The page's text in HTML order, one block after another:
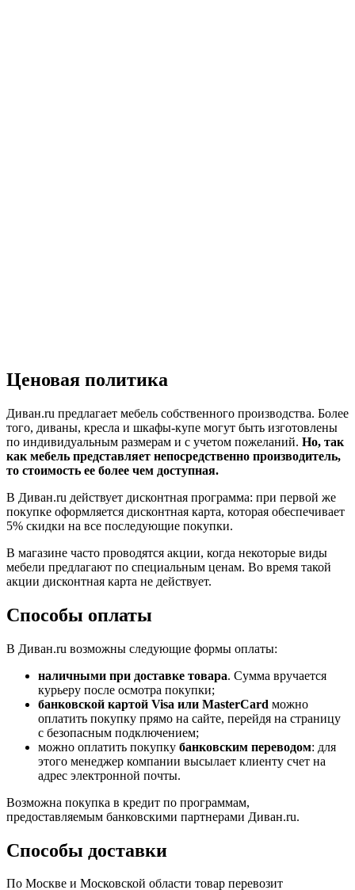
Ценовая политика
Диван.ru предлагает мебель собственного производства. Более
того, диваны, кресла и шкафы-купе могут быть изготовлены
по индивидуальным размерам и с учетом пожеланий. Но, так
как мебель представляет непосредственно производитель,
то стоимость ее более чем доступная.
В Диван.ru действует дисконтная программа: при первой же
покупке оформляется дисконтная карта, которая обеспечивает
5% скидки на все последующие покупки.
В магазине часто проводятся акции, когда некоторые виды
мебели предлагают по специальным ценам. Во время такой
акции дисконтная карта не действует.
Способы оплаты
В Диван.ru возможны следующие формы оплаты:
наличными при доставке товара. Сумма вручается
курьеру после осмотра покупки;
банковской картой Visa или MasterCard можно
оплатить покупку прямо на сайте, перейдя на страницу
с безопасным подключением;
можно оплатить покупку банковским переводом: для
этого менеджер компании высылает клиенту счет на
адрес электронной почты.
Возможна покупка в кредит по программам,
предоставляемым банковскими партнерами Диван.ru.
Способы доставки
По Москве и Московской области товар перевозит